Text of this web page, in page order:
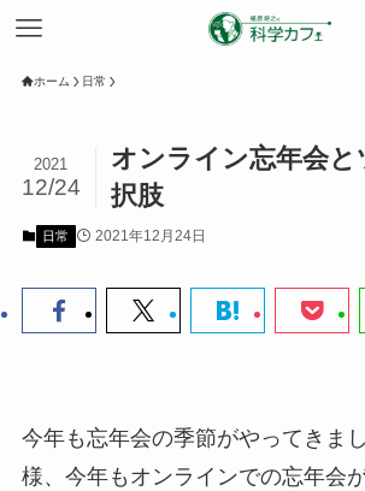
ホーム 日常
オンライン忘年会と
択肢
2021
12/24
日常 2021年12月24日
今年も忘年会の季節がやってきま
様、今年もオンラインでの忘年会